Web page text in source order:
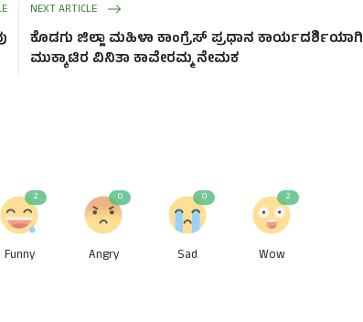
NEXT ARTICLE
ಕೊಡಗು ಜಿಲ್ಲಾ ಮಹಿಳಾ ಕಾಂಗ್ರೆಸ್ ಪ್ರಧಾನ ಕಾರ್ಯದರ್ಶಿಯಾಗಿ
ಮುಕ್ಕಾಟಿರ ವಿನಿತಾ ಕಾವೇರಮ್ಮ ನೇಮಕ
Funny
2
Angry
0
Sad
0
Wow
2